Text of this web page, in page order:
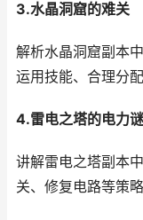
3.水晶洞窟的难关
解析水晶洞窟副本
运用技能、合理分
4.雷电之塔的电力
讲解雷电之塔副本
关、修复电路等策略